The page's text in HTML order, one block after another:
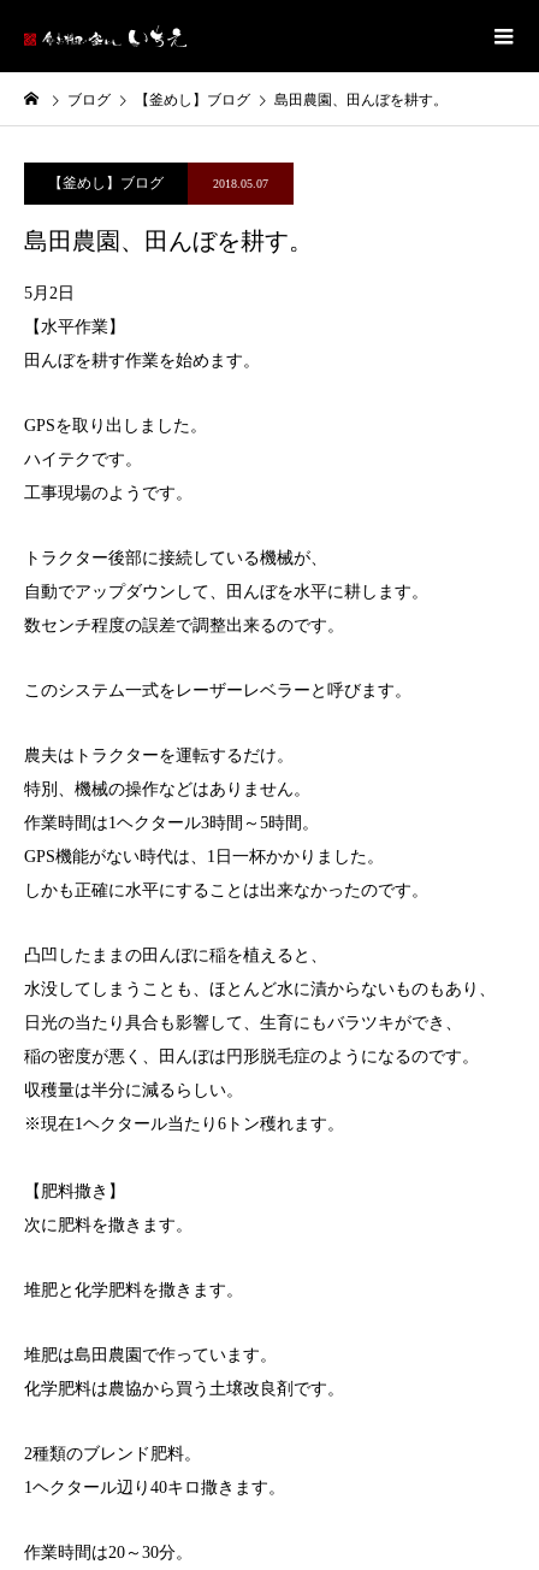
ブログ 【釜めし】ブログ 島田農園、田んぼを耕す。
【釜めし】ブログ 2018.05.07
島田農園、田んぼを耕す。
5月2日
【水平作業】
田んぼを耕す作業を始めます。
GPSを取り出しました。
ハイテクです。
工事現場のようです。
トラクター後部に接続している機械が、
自動でアップダウンして、田んぼを水平に耕します。
数センチ程度の誤差で調整出来るのです。
このシステム一式をレーザーレベラーと呼びます。
農夫はトラクターを運転するだけ。
特別、機械の操作などはありません。
作業時間は1ヘクタール3時間～5時間。
GPS機能がない時代は、1日一杯かかりました。
しかも正確に水平にすることは出来なかったのです。
凸凹したままの田んぼに稲を植えると、
水没してしまうことも、ほとんど水に漬からないものもあり、
日光の当たり具合も影響して、生育にもバラツキができ、
稲の密度が悪く、田んぼは円形脱毛症のようになるのです。
収穫量は半分に減るらしい。
※現在1ヘクタール当たり6トン穫れます。
【肥料撒き】
次に肥料を撒きます。
堆肥と化学肥料を撒きます。
堆肥は島田農園で作っています。
化学肥料は農協から買う土壌改良剤です。
2種類のブレンド肥料。
1ヘクタール辺り40キロ撒きます。
作業時間は20～30分。